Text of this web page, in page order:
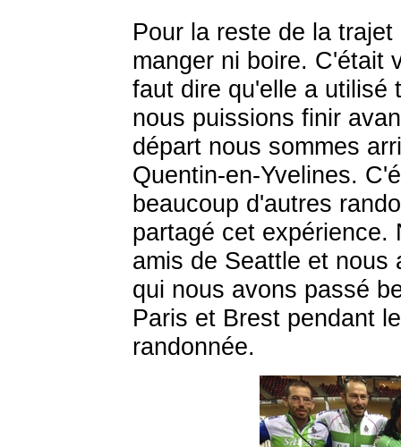
Pour la reste de la
manger ni boire. C'était
faut dire qu'elle a utilisé
nous puissions finir
départ nous sommes
Quentin-en-Yvelines.
beaucoup d'autres
partagé cet expérience.
amis de Seattle et nous
qui nous avons passé
Paris et Brest pendant
randonnée.